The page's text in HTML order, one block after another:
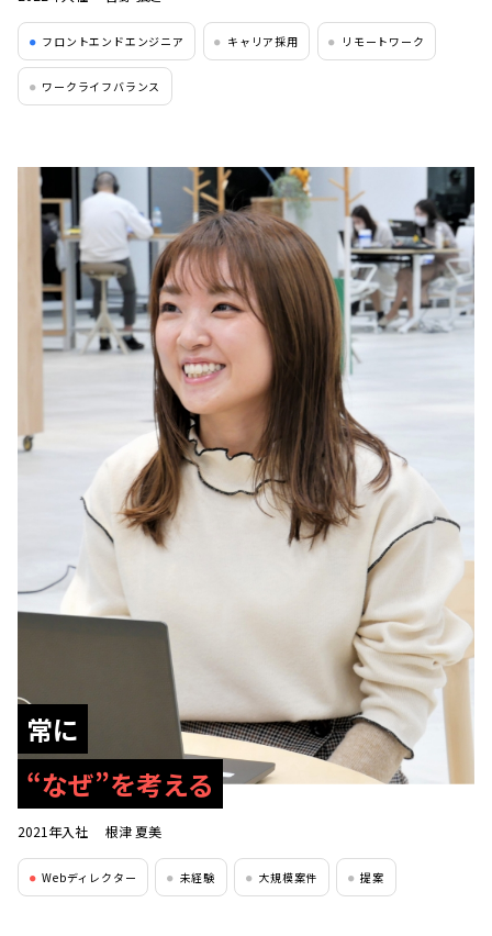
● フロントエンドエンジニア ● キャリア採用 ● リモートワーク
● ワークライフバランス
常に
“なぜ”を考える
2021年入社 根津 夏美
● Webディレクター ● 未経験 ● 大規模案件 ● 提案